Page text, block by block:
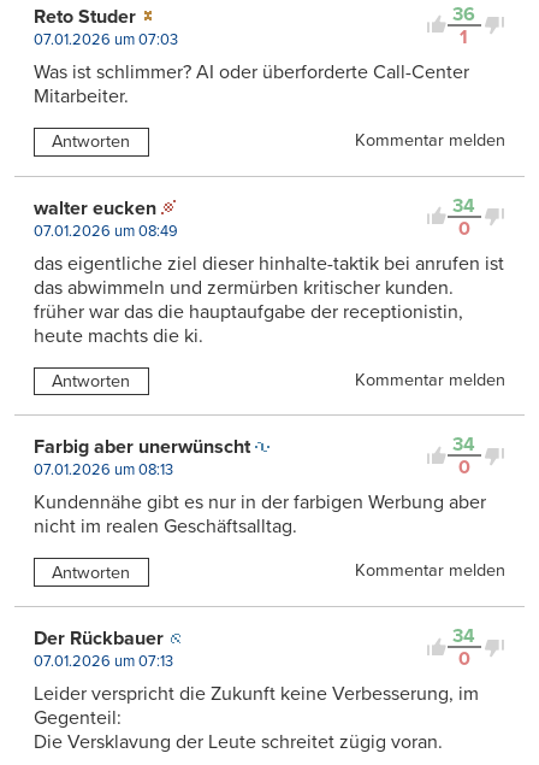
36
1
Reto Studer
07.01.2026 um 07:03
Was ist schlimmer? AI oder überforderte Call-Center
Mitarbeiter.
Antworten Kommentar melden
34
0
walter eucken
07.01.2026 um 08:49
das eigentliche ziel dieser hinhalte-taktik bei anrufen ist
das abwimmeln und zermürben kritischer kunden.
früher war das die hauptaufgabe der receptionistin,
heute machts die ki.
Antworten Kommentar melden
34
0
Farbig aber unerwünscht
07.01.2026 um 08:13
Kundennähe gibt es nur in der farbigen Werbung aber
nicht im realen Geschäftsalltag.
Antworten Kommentar melden
34
0
Der Rückbauer
07.01.2026 um 07:13
Leider verspricht die Zukunft keine Verbesserung, im
Gegenteil:
Die Versklavung der Leute schreitet zügig voran.